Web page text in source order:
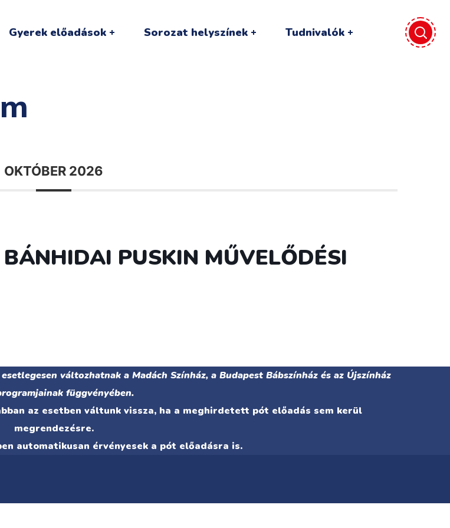
Gyerek előadások Sorozat helyszínek Tudnivalók
OKTÓBER 2026
PUSKIN MŰVELŐDÉSI
változhatnak a Madách Színház, a Budapest Bábszínház és az Újszínház
függvényében.
az esetben váltunk vissza, ha a meghirdetett pót előadás sem kerül
megrendezésre.
automatikusan érvényesek a pót előadásra is.